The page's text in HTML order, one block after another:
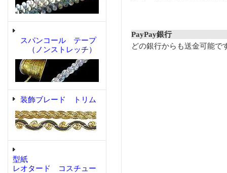
スパンコール テープ
（ノンストレッチ）
装飾ブレード トリム
型紙
レオタード コスチュー
PayPay銀行
どの銀行からも送金可能で